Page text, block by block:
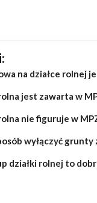
na działce rolnej
jest zawarta w
nie figuruje w
wyłączyć
działki rolnej to